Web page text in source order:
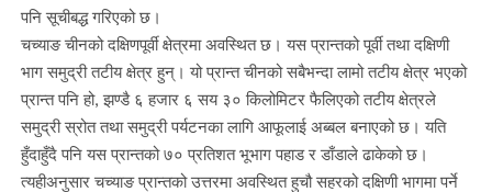
पनि सूचीबद्ध गरिएको छ।
चच्याङ चीनको दक्षिणपूर्वी क्षेत्रमा अवस्थित छ। यस प्रान्तको पूर्वी तथा दक्षिणी
भाग समुद्री तटीय क्षेत्र हुन्। यो प्रान्त चीनको सबैभन्दा लामो तटीय क्षेत्र भएको
प्रान्त पनि हो, झण्डै ६ हजार ६ सय ३० किलोमिटर फैलिएको तटीय क्षेत्रले
समुद्री स्रोत तथा समुद्री पर्यटनका लागि आफूलाई अब्बल बनाएको छ। यति
हुँदाहुँदै पनि यस प्रान्तको ७० प्रतिशत भूभाग पहाड र डाँडाले ढाकेको छ।
त्यहीअनुसार चच्याङ प्रान्तको उत्तरमा अवस्थित हुचौ सहरको दक्षिणी भागमा पर्ने